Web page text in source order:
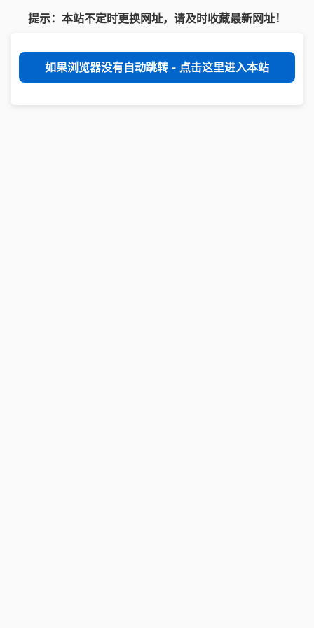
提示：本站不定时更换网址，请及时收藏最新网址！
如果浏览器没有自动跳转 - 点击这里进入本站